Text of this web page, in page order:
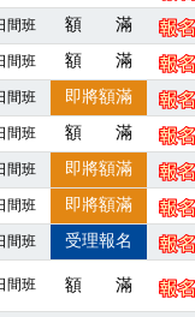
通知
課，開始囉~~
通知
通知
間班 額 滿
間班 額 滿
間班 即將額滿
間班 額 滿
間班 即將額滿
間班 即將額滿
間班 受理報名
間班 額 滿